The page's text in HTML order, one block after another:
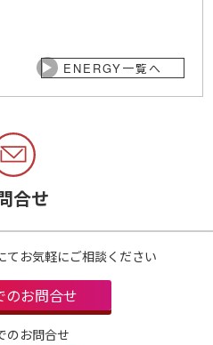
ENERGY一覧へ
合せ
てお気軽にご相談ください
のお問合せ
のお問合せ